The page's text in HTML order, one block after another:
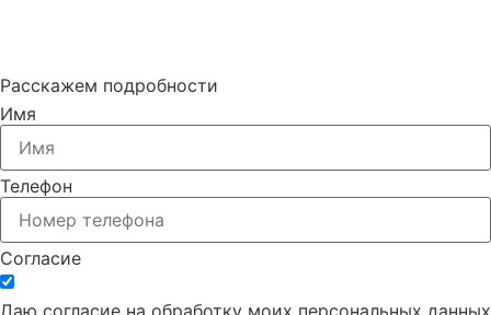
Расскажем подробности
Имя
Телефон
Согласие
Даю согласие на обработку моих персональных данных